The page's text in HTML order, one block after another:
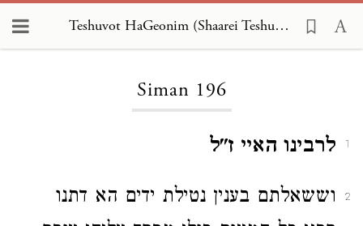
Teshuvot HaGeonim (Shaarei Teshuva) 196
Siman 196
1 לרבינו האיי ז"ל
2
וששאלתם בענין נטילת ידים הא דתנו